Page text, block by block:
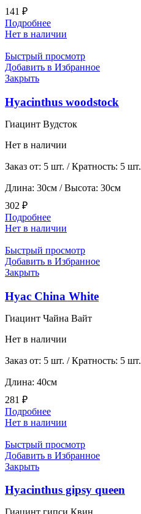
141 ₽
Подробнее
Нет в наличии
Быстрый просмотр
Добавить в Избранное
Закрыть
Hyacinthus woodstock
Гиацинт Вудсток
Нет в наличии
Заказ от: 5 шт. / Кратность: 5 шт.
Длина: 30см / Высота: 30см
302 ₽
Подробнее
Нет в наличии
Быстрый просмотр
Добавить в Избранное
Закрыть
Hyac China White
Гиацинт Чайна Вайт
Нет в наличии
Заказ от: 5 шт. / Кратность: 5 шт.
Длина: 40см
281 ₽
Подробнее
Нет в наличии
Быстрый просмотр
Добавить в Избранное
Закрыть
Hyacinthus gipsy queen